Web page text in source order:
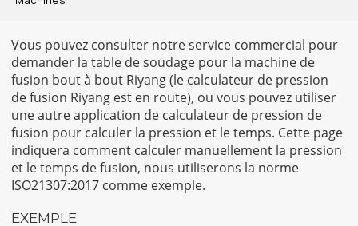
Vous pouvez consulter notre service commercial pour
demander la table de soudage pour la machine de
fusion bout à bout Riyang (le calculateur de pression
de fusion Riyang est en route), ou vous pouvez utiliser
une autre application de calculateur de pression de
fusion pour calculer la pression et le temps. Cette page
indiquera comment calculer manuellement la pression
et le temps de fusion, nous utiliserons la norme
ISO21307:2017 comme exemple.
EXEMPLE